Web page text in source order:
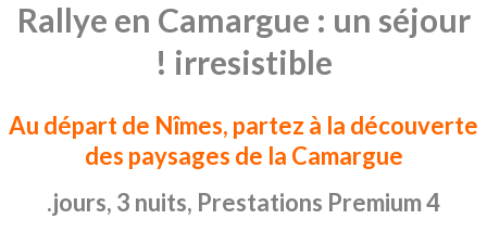
Rallye en Camargue : un séjour
irresistible !
Au départ de Nîmes, partez à la découverte
des paysages de la Camargue
4 jours, 3 nuits, Prestations Premium.